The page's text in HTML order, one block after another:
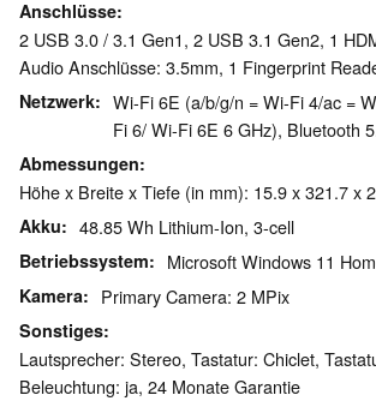
Anschlüsse
2 USB 3.0 / 3.1 Gen1, 2 USB 3.1 Gen2, 1
Audio Anschlüsse: 3.5mm, 1 Fingerprint
Netzwerk
Wi-Fi 6E (a/b/g/n = Wi-Fi 4/ac =
Fi 6/ Wi-Fi 6E 6 GHz), Bluetooth
Abmessungen
Höhe x Breite x Tiefe (in mm): 15.9 x 321.7 x
Akku 48.85 Wh Lithium-Ion, 3-cell
Betriebssystem Microsoft Windows 11
Kamera Primary Camera: 2 MPix
Sonstiges
Lautsprecher: Stereo, Tastatur: Chiclet,
Beleuchtung: ja, 24 Monate Garantie